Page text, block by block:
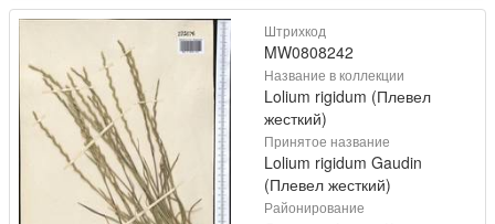
Штрихкод
MW0808242
Название в коллекции
Lolium rigidum (Плевел
жесткий)
Принятое название
Lolium rigidum Gaudin
(Плевел жесткий)
Районирование